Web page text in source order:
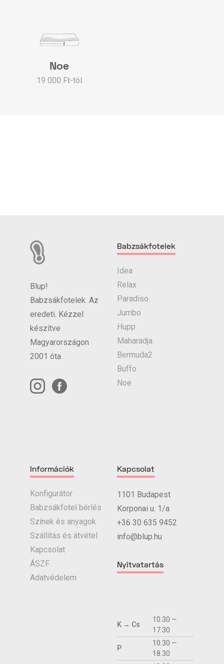
Noe
19 000 Ft-tól
Blup!
Babzsákfotelek. Az
eredeti. Kézzel
készítve
Magyarországon
2001 óta
Babzsákfotelek
Idea
Relax
Paradiso
Jumbo
Hupp
Maharadja
Bermuda2
Buffo
Noe
Információk
Konfigurátor
Babzsákfotel bérlés
Színek és anyagok
Szállítás és átvétel
Kapcsolat
ÁSZF
Adatvédelem
Kapcsolat
1101 Budapest
Korponai u. 1/a
+36 30 635 9452
info@blup.hu
Nyitvatartás
K → Cs
10.30 —
17.30
P
10.30 —
18.30